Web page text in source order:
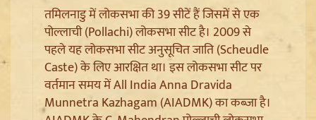
तमिलनाडु में लोकसभा की 39 सीटें हैं जिसमें से एक
पोल्लाची (Pollachi) लोकसभा सीट है। 2009 से
पहले यह लोकसभा सीट अनुसूचित जाति (Scheudle
Caste) के लिए आरक्षित था। इस लोकसभा सीट पर
वर्तमान समय में All India Anna Dravida
Munnetra Kazhagam (AIADMK) का कब्जा है।